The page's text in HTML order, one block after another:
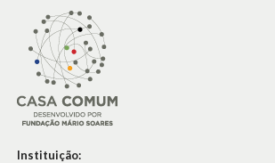
Instituição: